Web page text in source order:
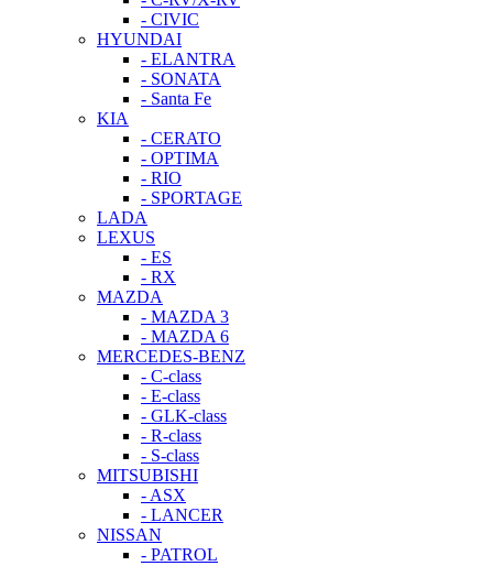
- CIVIC
HYUNDAI
- ELANTRA
- SONATA
- Santa Fe
KIA
- CERATO
- OPTIMA
- RIO
- SPORTAGE
LADA
LEXUS
- ES
- RX
MAZDA
- MAZDA 3
- MAZDA 6
MERCEDES-BENZ
- C-class
- E-class
- GLK-class
- R-class
- S-class
MITSUBISHI
- ASX
- LANCER
NISSAN
- PATROL